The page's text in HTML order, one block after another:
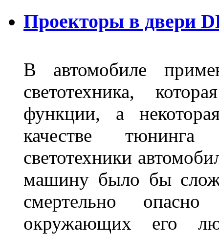
Проекторы в двери
В автомобиле
светотехника,
функции, а
качестве
светотехники
машину было бы
смертельно
окружающих его